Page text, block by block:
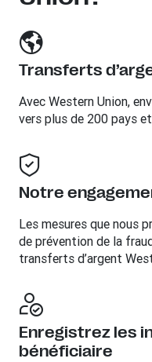
Transferts
Avec Western Union,
vers plus de 200 pays
Notre
Les mesures que nous
de prévention de la
transferts d’argent
Enregistrez les
bénéficiaire